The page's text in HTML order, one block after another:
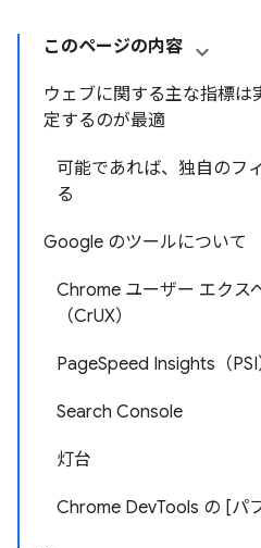
このページの内容
ウェブに関する主な指標は
定するのが最適
可能であれば、独自のフ
る
Google のツールについて
Chrome ユーザー エクス
（CrUX）
PageSpeed Insights（PSI
Search Console
灯台
Chrome DevTools の [パ